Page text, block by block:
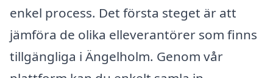
enkel process. Det första steget är att
jämföra de olika elleverantörer som finns
tillgängliga i Ängelholm. Genom vår